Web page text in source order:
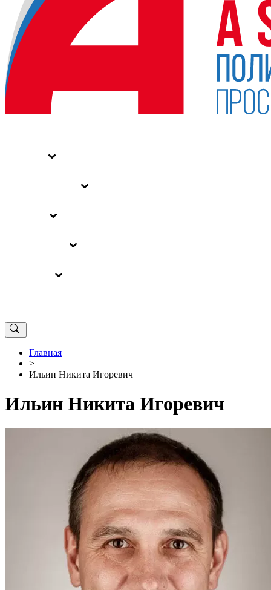
Главная
>
Ильин Никита Игоревич
Ильин Никита Игоревич